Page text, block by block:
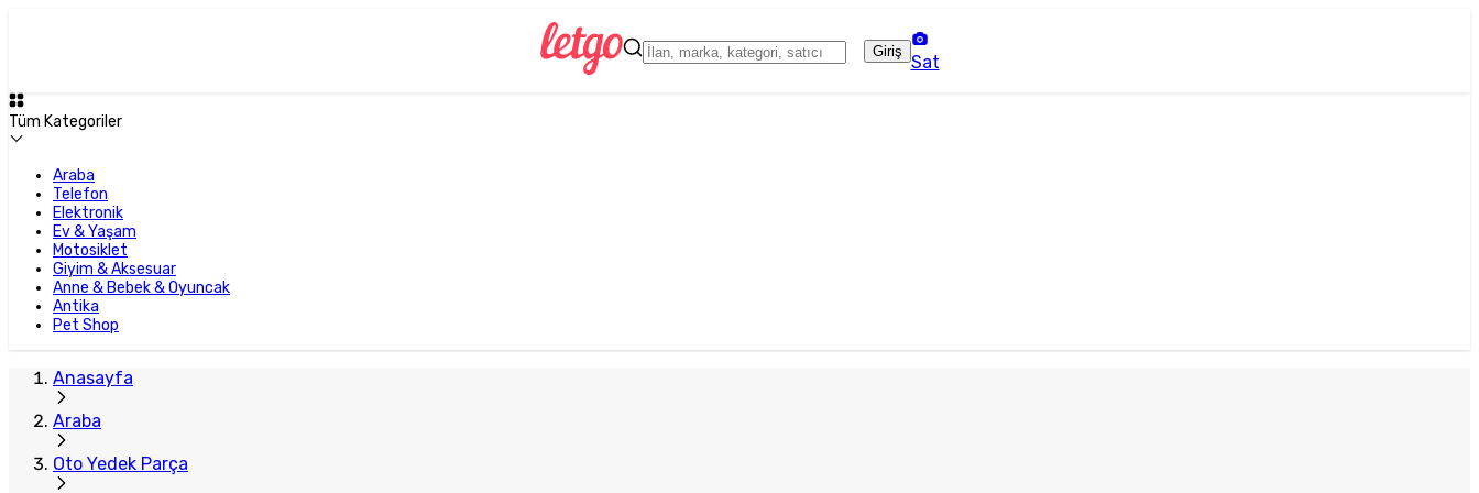
Giriş
Sat
Tüm Kategoriler
Araba
Telefon
Elektronik
Ev & Yaşam
Motosiklet
Giyim & Aksesuar
Anne & Bebek & Oyuncak
Antika
Pet Shop
Anasayfa
Araba
Oto Yedek Parça